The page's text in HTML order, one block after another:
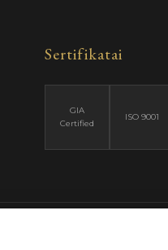
Sertifikatai
GIA
Certified
ISO 9001